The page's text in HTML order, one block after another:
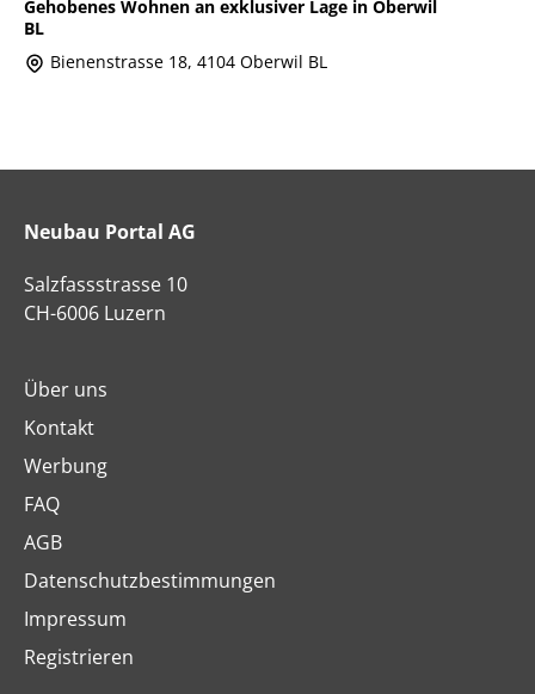
Gehobenes Wohnen an exklusiver Lage in Oberwil
BL
Bienenstrasse 18, 4104 Oberwil BL
Neubau Portal AG
Salzfassstrasse 10
CH-6006 Luzern
Über uns
Kontakt
Werbung
FAQ
AGB
Datenschutzbestimmungen
Impressum
Registrieren